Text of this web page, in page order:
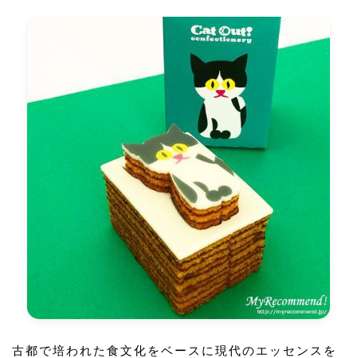
古都で培われた食文化をベースに現代のエッセンスを